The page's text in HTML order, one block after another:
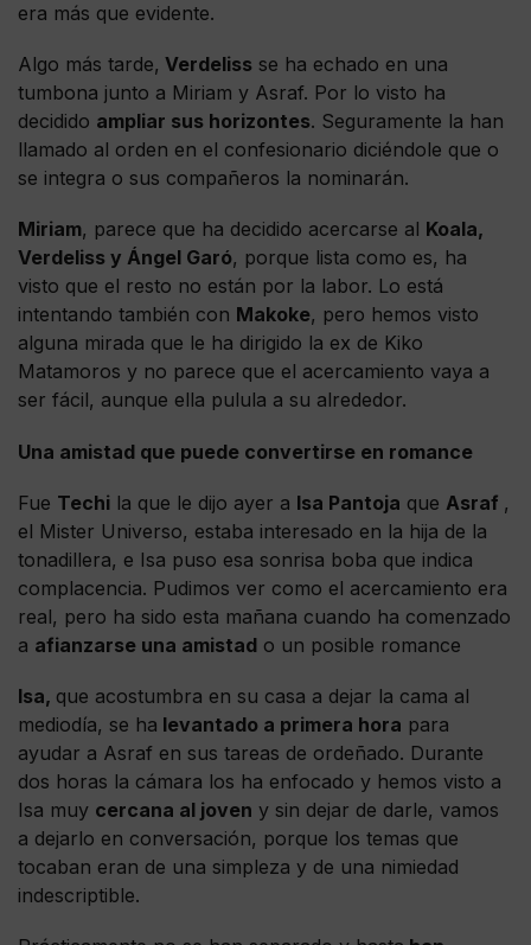
era más que evidente.
Algo más tarde, Verdeliss se ha echado en una
tumbona junto a Miriam y Asraf. Por lo visto ha
decidido ampliar sus horizontes. Seguramente la han
llamado al orden en el confesionario diciéndole que o
se integra o sus compañeros la nominarán.
Miriam, parece que ha decidido acercarse al Koala,
Verdeliss y Ángel Garó, porque lista como es, ha
visto que el resto no están por la labor. Lo está
intentando también con Makoke, pero hemos visto
alguna mirada que le ha dirigido la ex de Kiko
Matamoros y no parece que el acercamiento vaya a
ser fácil, aunque ella pulula a su alrededor.
Una amistad que puede convertirse en romance
Fue Techi la que le dijo ayer a Isa Pantoja que Asraf ,
el Mister Universo, estaba interesado en la hija de la
tonadillera, e Isa puso esa sonrisa boba que indica
complacencia. Pudimos ver como el acercamiento era
real, pero ha sido esta mañana cuando ha comenzado
a afianzarse una amistad o un posible romance
Isa, que acostumbra en su casa a dejar la cama al
mediodía, se ha levantado a primera hora para
ayudar a Asraf en sus tareas de ordeñado. Durante
dos horas la cámara los ha enfocado y hemos visto a
Isa muy cercana al joven y sin dejar de darle, vamos
a dejarlo en conversación, porque los temas que
tocaban eran de una simpleza y de una nimiedad
indescriptible.